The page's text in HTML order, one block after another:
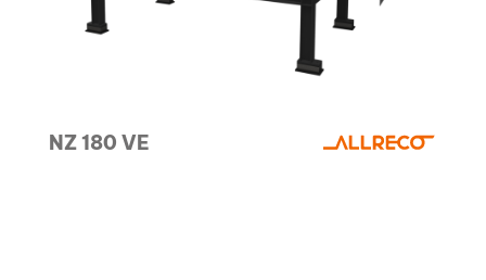
INDUSTRIAL WASTE
TREATMENT
NZ 180 VE